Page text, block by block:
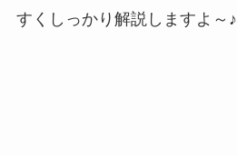
すくしっかり解説しますよ～♪